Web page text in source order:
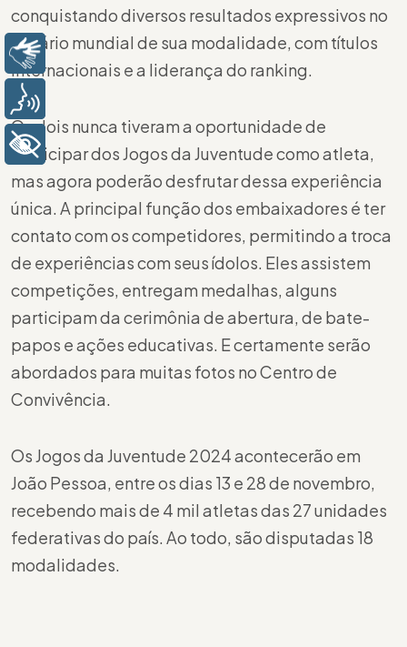
conquistando diversos resultados expressivos no
cenário mundial de sua modalidade, com títulos
internacionais e a liderança do ranking.
Os dois nunca tiveram a oportunidade de
participar dos Jogos da Juventude como atleta,
mas agora poderão desfrutar dessa experiência
única. A principal função dos embaixadores é ter
contato com os competidores, permitindo a troca
de experiências com seus ídolos. Eles assistem
competições, entregam medalhas, alguns
participam da cerimônia de abertura, de bate-
papos e ações educativas. E certamente serão
abordados para muitas fotos no Centro de
Convivência.
Os Jogos da Juventude 2024 acontecerão em
João Pessoa, entre os dias 13 e 28 de novembro,
recebendo mais de 4 mil atletas das 27 unidades
federativas do país. Ao todo, são disputadas 18
modalidades.
Libras
+ Acessibilidade